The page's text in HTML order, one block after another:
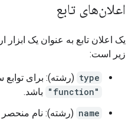
اعلان‌های تابع
یک اعلان تابع به عنوان یک
زیر است:
type (رشته): برای توابع
"function"
باشد.
name (رشته): نام منحصر